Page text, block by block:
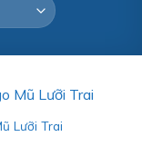
Lưỡi Trai